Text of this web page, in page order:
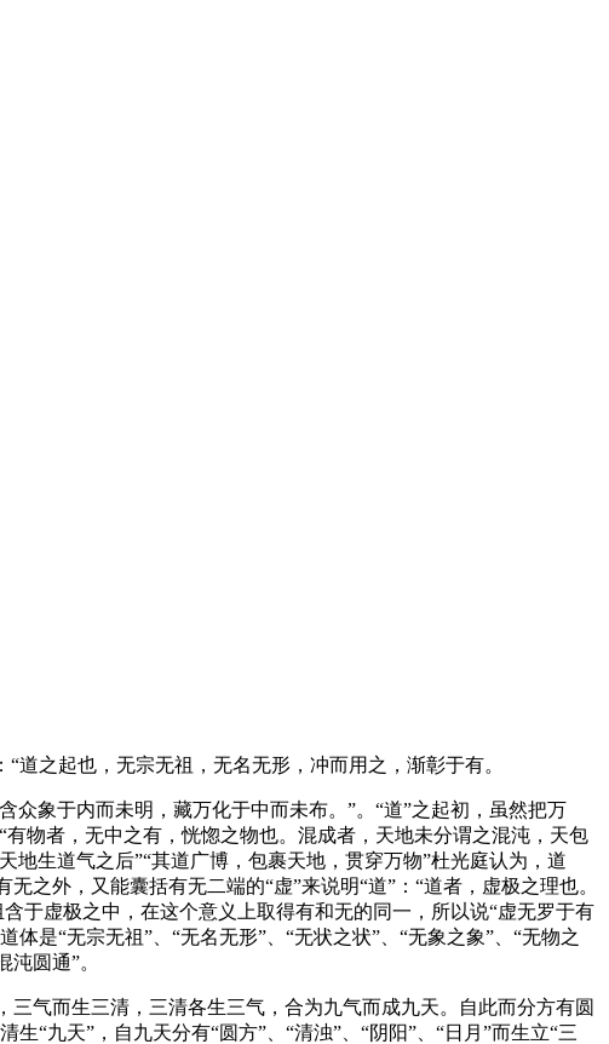
道之起也，无宗无祖，无名无形，冲而用之，渐彰于有。
象于内而未明，藏万化于中而未布。”。“道”之起初，虽然把万
物者，无中之有，恍惚之物也。混成者，天地未分谓之混沌，天包
生道气之后”“其道广博，包裹天地，贯穿万物”杜光庭认为，道
之外，又能囊括有无二端的“虚”来说明“道”：“道者，虚极之理也。
于虚极之中，在这个意义上取得有和无的同一，所以说“虚无罗于有
是“无宗无祖”、“无名无形”、“无状之状”、“无象之象”、“无物之
圆通”。
气而生三清，三清各生三气，合为九气而成九天。自此而分方有圆
“九天”，自九天分有“圆方”、“清浊”、“阴阳”、“日月”而生立“三